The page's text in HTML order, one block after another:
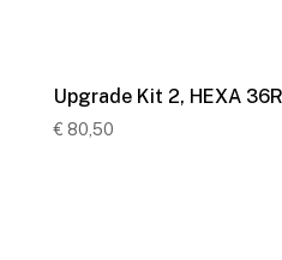
Upgrade Kit 2, HEXA
€ 80,50